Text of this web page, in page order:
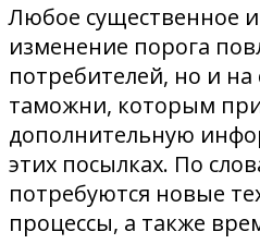
Любое существенное
изменение порога
потребителей, но и на
таможни, которым
дополнительную
этих посылках. По
потребуются новые
процессы, а также